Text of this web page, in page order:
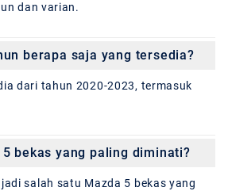
dan varian.
berapa saja yang tersedia?
dari tahun 2020-2023, termasuk
bekas yang paling diminati?
salah satu Mazda 5 bekas yang